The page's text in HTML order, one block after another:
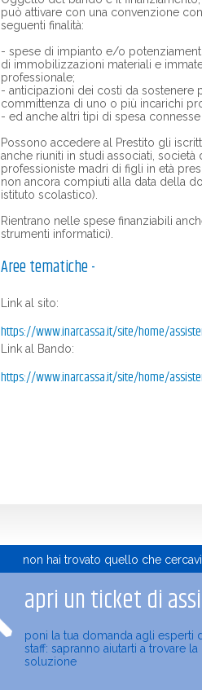
può attivare con una convenzione
seguenti finalità:
- spese di impianto e/o
di immobilizzazioni materiali e
professionale;
- anticipazioni dei costi da sostenere
committenza di uno o più incarichi
- ed anche altri tipi di spesa
Possono accedere al Prestito gli
anche riuniti in studi associati,
professioniste madri di figli in età
non ancora compiuti alla data della
istituto scolastico).
Rientrano nelle spese finanziabili
strumenti informatici).
Aree tematiche -
Link al sito:
https://www.inarcassa.it/site/home/
Link al Bando:
https://www.inarcassa.it/site/home/
non hai trovato quello che
apri un ticket di
poni la tua domanda agli esperti
staff: sapranno aiutarti a trovare la
soluzione